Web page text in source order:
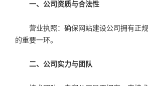
一、公司资质与合法性
营业执照：确保网站建设公司拥有正规
的重要一环。
二、公司实力与团队